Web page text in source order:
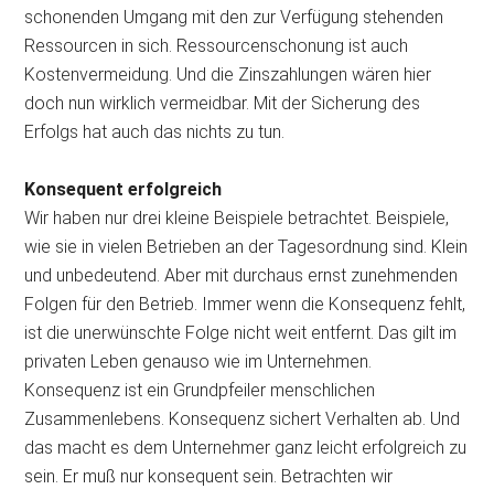
schonenden Umgang mit den zur Verfügung stehenden
Ressourcen in sich. Ressourcenschonung ist auch
Kostenvermeidung. Und die Zinszahlungen wären hier
doch nun wirklich vermeidbar. Mit der Sicherung des
Erfolgs hat auch das nichts zu tun.
Konsequent erfolgreich
Wir haben nur drei kleine Beispiele betrachtet. Beispiele,
wie sie in vielen Betrieben an der Tagesordnung sind. Klein
und unbedeutend. Aber mit durchaus ernst zunehmenden
Folgen für den Betrieb. Immer wenn die Konsequenz fehlt,
ist die unerwünschte Folge nicht weit entfernt. Das gilt im
privaten Leben genauso wie im Unternehmen.
Konsequenz ist ein Grundpfeiler menschlichen
Zusammenlebens. Konsequenz sichert Verhalten ab. Und
das macht es dem Unternehmer ganz leicht erfolgreich zu
sein. Er muß nur konsequent sein. Betrachten wir